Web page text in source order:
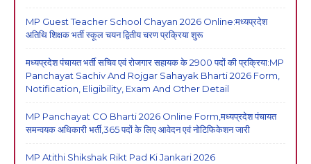
MP Guest Teacher School Chayan 2026 Online:मध्यप्रदेश
अतिथि शिक्षक भर्ती स्कूल चयन द्वितीय चरण प्रक्रिया शुरू
मध्यप्रदेश पंचायत भर्ती सचिव एवं रोजगार सहायक के 2900 पदों की प्रक्रिया:MP
Panchayat Sachiv And Rojgar Sahayak Bharti 2026 Form,
Notification, Eligibility, Exam And Other Detail
MP Panchayat CO Bharti 2026 Online Form,मध्यप्रदेश पंचायत
समन्वयक अधिकारी भर्ती,365 पदों के लिए आवेदन एवं नोटिफिकेशन जारी
MP Atithi Shikshak Rikt Pad Ki Jankari 2026